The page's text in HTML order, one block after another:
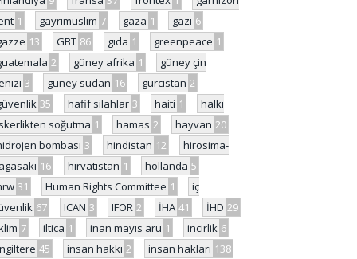
1 gayrimüslim 7 gaza 1 gazi 6
13 GBT 86 gıda 1 greenpeace 1
2 güney afrika 1
güney çin
3 güney sudan 16 gürcistan 2
35 hafif silahlar 3 haiti 1
halkı
soğutma 1 hamas 2 hayvan 20
bombası 3 hindistan 12
hirosima-
16 hırvatistan 1 hollanda 5
31 Human Rights Committee 1
iç
67 ICAN 3 IFOR 2 İHA 41 İHD 29
7 iltica 1 inan mayıs aru 1 incirlik 6
45 insan hakkı 2 insan hakları 138